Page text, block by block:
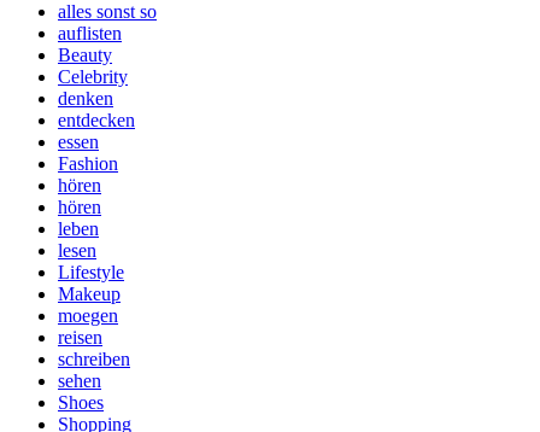
alles sonst so
auflisten
Beauty
Celebrity
denken
entdecken
essen
Fashion
hören
hören
leben
lesen
Lifestyle
Makeup
moegen
reisen
schreiben
sehen
Shoes
Shopping